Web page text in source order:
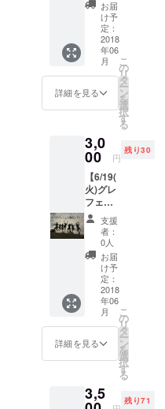
ロッジ
宿泊
（宿泊
しなく
ても
可）
（昼
食、夕
リター
ンに含
まれま
す）
一緒に
会場を
撤収作
業をし
ましょ
う！
6/18(月
）
JR「園
9:00集
合
10:00
撤収開
始
13:00
昼食
19:00
夕食
20:00
ロッジ
宿泊
（宿泊
しなく
ても
可）
（昼
宿泊は
リター
お届
け予
定：
2018
年06
月
詳細を見る
こ
の
リ
タ
ー
ン
を
選
択
す
る
3,0
00 円
残り30
【6/19(
火)グレ
フェス
撤収ス
タッ
フ】 み
んなで
一緒に
会場を
撤収作
業をし
ましょ
う！
6/19(火
）
JR「園
9:00集
合
支援
者：
0人
お届
け予
定：
2018
年06
月
詳細を見る
こ
の
リ
タ
ー
ン
を
選
択
す
る
3,5 残り71